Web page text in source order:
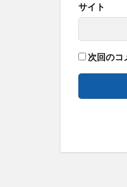
サイト
次回のコ